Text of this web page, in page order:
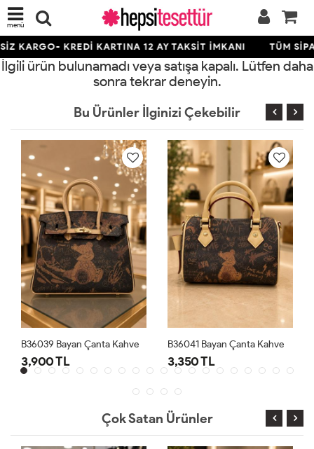
menü
KARGO- KREDİ KARTINA 12 AY TAKSİT İMKANI TÜM
İlgili ürün bulunamadı veya satışa kapalı. Lütfen daha
sonra tekrar deneyin.
Bu Ürünler İlginizi Çekebilir
B36039 Bayan Çanta Kahve
3,900 TL
B36041 Bayan Çanta Kahve
3,350 TL
Çok Satan Ürünler